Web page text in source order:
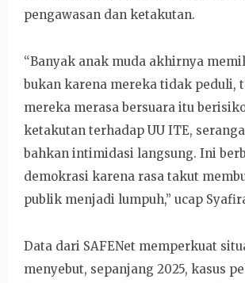
pengawasan dan ketakutan.
“Banyak anak muda akhirnya
bukan karena mereka tidak peduli,
mereka merasa bersuara itu
ketakutan terhadap UU ITE,
bahkan intimidasi langsung. Ini
demokrasi karena rasa takut
publik menjadi lumpuh,” ucap
Data dari SAFENet memperkuat
menyebut, sepanjang 2025, kasus